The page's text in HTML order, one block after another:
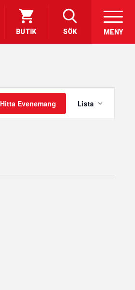
BUTIK SÖK MENY
Hitta Evenemang Lista